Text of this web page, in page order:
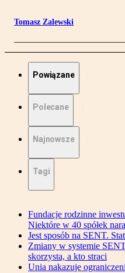
Tomasz Zalewski
Powiązane
Polecane
Najnowsze
Tagi
Fundacje rodzinne
Niektóre w 40 spółek
Jest sposób na SENT.
Zmiany w systemie
skorzysta, a kto straci
Unia nakazuje